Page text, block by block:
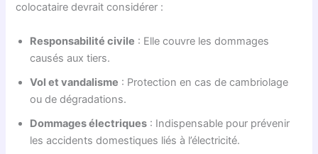
colocataire devrait considérer :
Responsabilité civile : Elle couvre les dommages
causés aux tiers.
Vol et vandalisme : Protection en cas de cambriolage
ou de dégradations.
Dommages électriques : Indispensable pour prévenir
les accidents domestiques liés à l’électricité.